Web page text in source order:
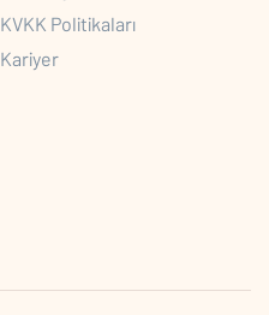
KVKK Politikaları
Kariyer